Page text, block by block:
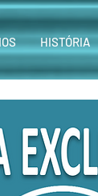
HISTÓRIA